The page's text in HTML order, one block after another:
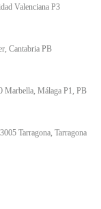
Valenciana P3
Cantabria PB
Marbella, Málaga P1, PB
Tarragona, Tarragona